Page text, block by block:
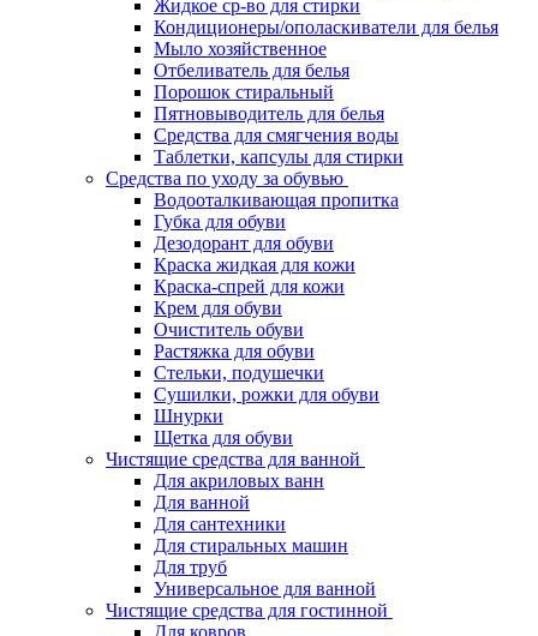
Жидкое ср-во для стирки
Кондиционеры/ополаскиватели для белья
Мыло хозяйственное
Отбеливатель для белья
Порошок стиральный
Пятновыводитель для белья
Средства для смягчения воды
Таблетки, капсулы для стирки
Средства по уходу за обувью
Водооталкивающая пропитка
Губка для обуви
Дезодорант для обуви
Краска жидкая для кожи
Краска-спрей для кожи
Крем для обуви
Очиститель обуви
Растяжка для обуви
Стельки, подушечки
Сушилки, рожки для обуви
Шнурки
Щетка для обуви
Чистящие средства для ванной
Для акриловых ванн
Для ванной
Для сантехники
Для стиральных машин
Для труб
Универсальное для ванной
Чистящие средства для гостинной
Для ковров